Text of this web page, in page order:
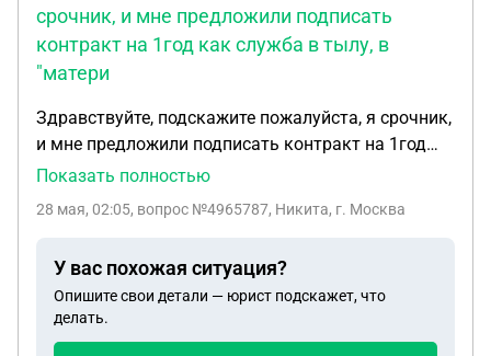
срочник, и мне предложили подписать
контракт на 1год как служба в тылу, в
"матери
Здравствуйте, подскажите пожалуйста, я срочник,
и мне предложили подписать контракт на 1год
как служба в тылу, в "материально технические
зацепка в боевыми действиями на СВО? И будет
Показать полностью
28 мая, 02:05, вопрос №4965787, Никита, г. Москва
У вас похожая ситуация?
Опишите свои детали — юрист подскажет, что
делать.